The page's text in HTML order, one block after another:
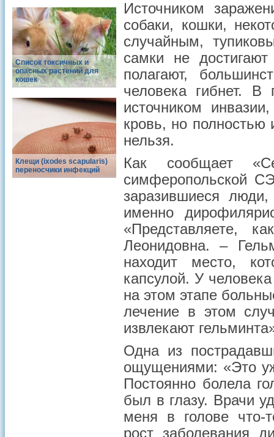
Список токсичных и
опасных растений для
кошек
Клещи (ixodes scapularis)
переносчики инфекций
Источником
собаки, кошки,
случайным,
самки не
полагают,
человека гибнет. В
источником
кровь, но
нельзя.
Как сообщает
симферопольской
заразившиеся
именно
«Представляете,
Леонидовна. –
находит место,
капсулой. У
на этом этапе
лечение в этом
извлекают
Одна из
ощущениями: «Это
Постоянно болела
был в глазу. Врачи
меня в голове что-
рост заболевания